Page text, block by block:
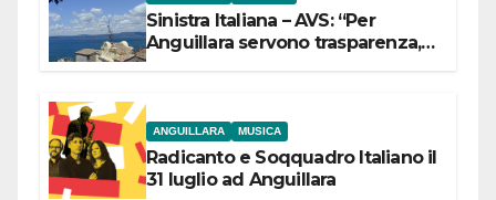
Sinistra Italiana – AVS: “Per
Anguillara servono trasparenza,
ANGUILLARA MUSICA
Radicanto e Soqquadro Italiano il
31 luglio ad Anguillara